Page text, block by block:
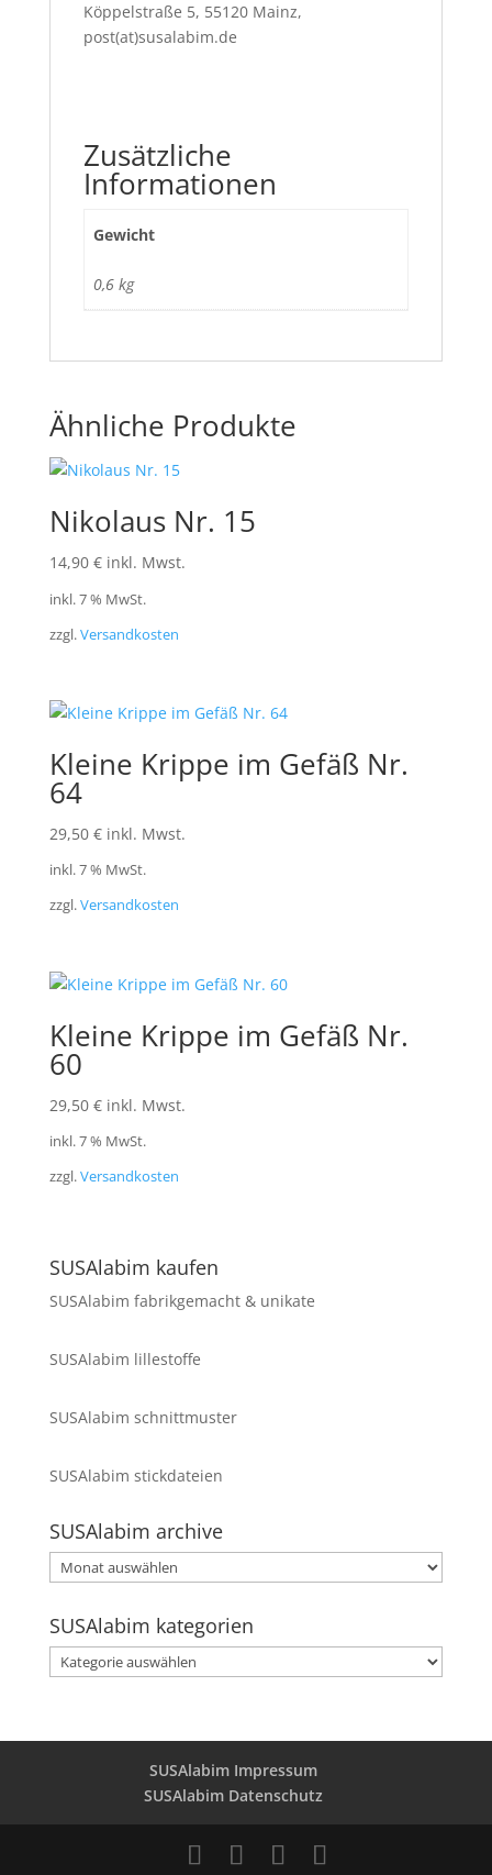
Köppelstraße 5, 55120 Mainz,
post(at)susalabim.de
Zusätzliche
Informationen
Gewicht
0,6 kg
Ähnliche Produkte
Nikolaus Nr. 15
14,90 € inkl. Mwst.
inkl. 7 % MwSt.
zzgl.Versandkosten
Kleine Krippe im Gefäß Nr.
64
29,50 € inkl. Mwst.
inkl. 7 % MwSt.
zzgl.Versandkosten
Kleine Krippe im Gefäß Nr.
60
29,50 € inkl. Mwst.
inkl. 7 % MwSt.
zzgl.Versandkosten
SUSAlabim kaufen
SUSAlabim fabrikgemacht & unikate
SUSAlabim lillestoffe
SUSAlabim schnittmuster
SUSAlabim stickdateien
SUSAlabim archive
SUSAlabim
archive
SUSAlabim kategorien
SUSAlabim
kategorien
SUSAlabim Impressum
SUSAlabim Datenschutz